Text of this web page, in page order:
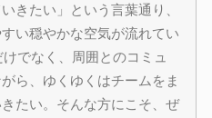
きたい」という言葉通り、
い穏やかな空気が流れてい
でなく、周囲とのコミュ
ら、ゆくゆくはチームをま
たい。そんな方にこそ、ぜ